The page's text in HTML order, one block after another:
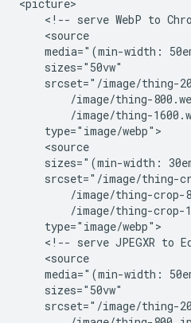
<picture>
<!-- serve WebP to
    <source
media="(min-width:
    sizes="50vw"
srcset="/image/thing-
/image/thing-
/image/thing-
    type="image/webp">
    <source
sizes="(min-width:
srcset="/image/thing-
/image/thing-
/image/thing-
    type="image/webp">
<!-- serve JPEGXR to
    <source
media="(min-width:
    sizes="50vw"
srcset="/image/thing-